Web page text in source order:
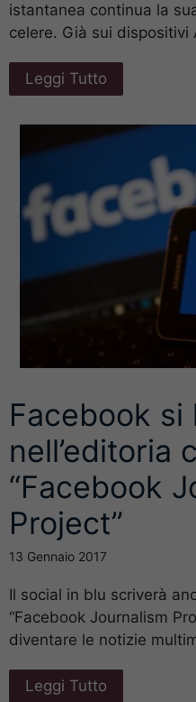
istantanea continua la
celere. Già sui dispositivi
Leggi Tutto
Facebook si
nell’editoria
“Facebook
Project”
13 Gennaio 2017
Il social in blu scriverà
“Facebook Journalism
diventare le notizie
Leggi Tutto